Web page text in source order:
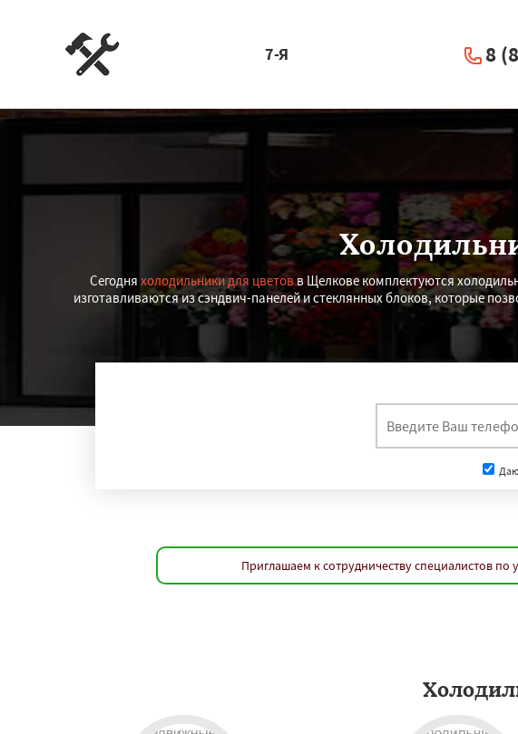
7-Я 8
Сегодня холодильники для цветовв Щелкове комплектуются
изготавливаются из сэндвич-панелей и стеклянных блоков, которые
Приглашаем к сотрудничеству специалистов